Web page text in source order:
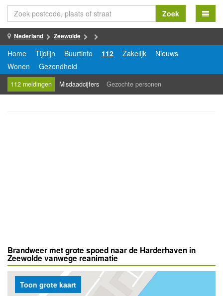
Zoek
Nederland Zeewolde
Home Tijdlijn Buurtinfo 112 Zakelijk
Nieuws
Wonen
Gezondheid
112 meldingen Misdaadcijfers Gezochte personen
Brandweer met grote spoed naar de Harderhaven in
Zeewolde vanwege reanimatie
Toon grote kaart